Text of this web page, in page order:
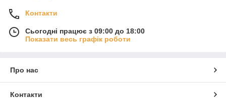
Контакти
Сьогодні працює з 09:00 до 18:00
Показати весь графік роботи
Про нас
Контакти